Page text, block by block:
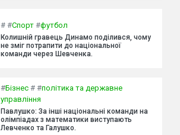
# #Спорт #футбол
Колишній гравець Динамо поділився, чому
не зміг потрапити до національної
команди через Шевченка.
#Бізнес # #політика та державне
управління
Павлушко: За інші національні команди на
олімпіадах з математики виступають
Левченко та Галушко.